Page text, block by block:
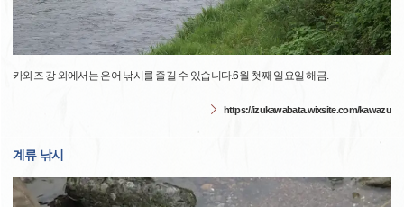
카와즈 강 와에서는 은어 낚시를 즐길 수 있습니다.6월 첫째 일요일 해금.
https://izukawabata.wixsite.com/kawazu
계류 낚시